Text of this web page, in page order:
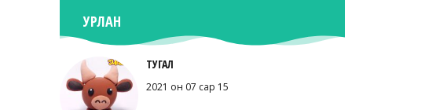
УРЛАН
ТУГАЛ
2021 он 07 сар 15